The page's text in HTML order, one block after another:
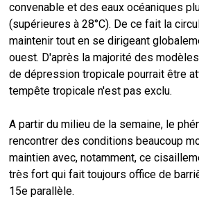
convenable et des eaux océaniques
(supérieures à 28°C). De ce fait la
maintenir tout en se dirigeant
ouest. D'après la majorité des
de dépression tropicale pourrait être
tempête tropicale n'est pas exclu.
A partir du milieu de la semaine, le
rencontrer des conditions beaucoup
maintien avec, notamment, ce
très fort qui fait toujours office de
15e parallèle.